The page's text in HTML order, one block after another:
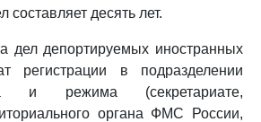
составляет десять лет.
дел депортируемых иностранных
регистрации в подразделении
и режима (секретариате,
органа ФМС России,